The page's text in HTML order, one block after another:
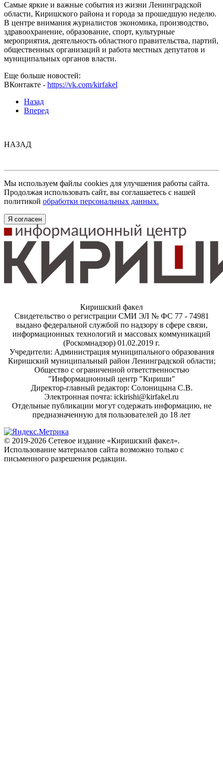
Самые яркие и важные события из жизни Ленинградской
области, Киришского района и города за прошедшую неделю.
В центре внимания журналистов экономика, производство,
здравоохранение, образование, спорт, культурные
мероприятия, деятельность областного правительства, партий,
общественных организаций и работа местных депутатов и
муниципальных органов власти.
Еще больше новостей:
ВКонтакте - https://vk.com/kirfakel
Назад
Вперед
НАЗАД
Мы используем файлы cookies для улучшения работы сайта.
Продолжая использовать сайт, вы соглашаетесь с нашей
политикой обработки персональных данных.
Я согласен
Киришский факел
Свидетельство о регистрации СМИ ЭЛ № ФС 77 - 74981
выдано федеральной службой по надзору в сфере связи,
информационных технологий и массовых коммуникаций
(Роскомнадзор) 01.02.2019 г.
Учредители: Администрация муниципального образования
Киришский муниципальный район Ленинградской области;
Общество с ограниченной ответственностью
"Информационный центр "Кириши"
Директор-главный редактор: Солоницына С.В.
Электронная почта: ickirishi@kirfakel.ru
Отдельные публикации могут содержать информацию, не
предназначенную для пользователей до 18 лет
© 2019-2026 Сетевое издание «Киришский факел».
Использование материалов сайта возможно только с
письменного разрешения редакции.